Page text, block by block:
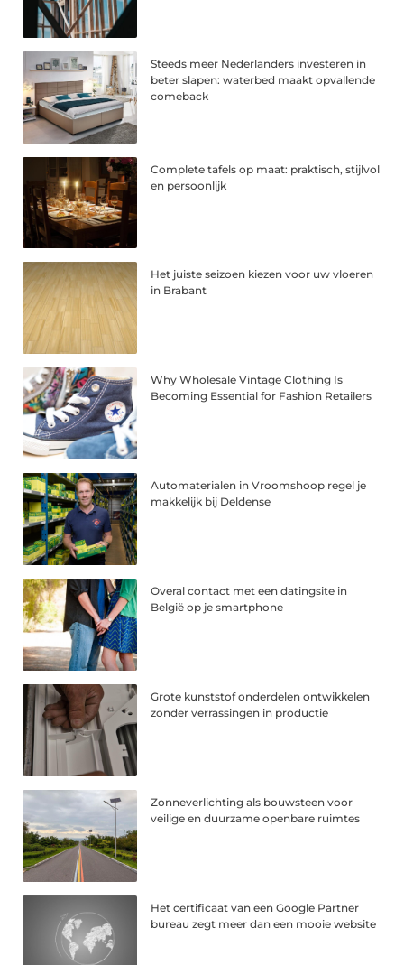
Steeds meer Nederlanders investeren in
beter slapen: waterbed maakt opvallende
comeback
Complete tafels op maat: praktisch, stijlvol
en persoonlijk
Het juiste seizoen kiezen voor uw vloeren
in Brabant
Why Wholesale Vintage Clothing Is
Becoming Essential for Fashion Retailers
Automaterialen in Vroomshoop regel je
makkelijk bij Deldense
Overal contact met een datingsite in
België op je smartphone
Grote kunststof onderdelen ontwikkelen
zonder verrassingen in productie
Zonneverlichting als bouwsteen voor
veilige en duurzame openbare ruimtes
Het certificaat van een Google Partner
bureau zegt meer dan een mooie website